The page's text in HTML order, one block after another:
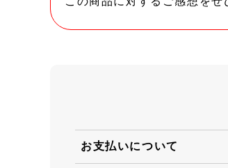
お支払いについて